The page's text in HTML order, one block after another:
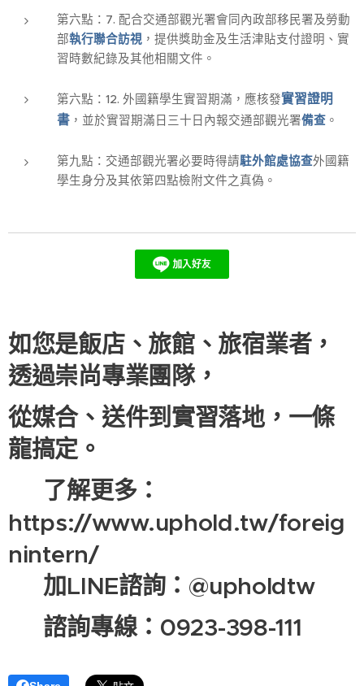
第六點：7. 配合交通部觀光署會同內政部移民署及勞動
部執行聯合訪視 ，提供獎助金及生活津貼支付證明、實
習時數紀錄及其他相關文件。
第六點：12. 外國籍學生實習期滿，應核發實習證明
書 ，並於實習期滿日三十日內報交通部觀光署備查 。
第九點：交通部觀光署必要時得請駐外館處協查外國籍
學生身分及其依第四點檢附文件之真偽。
如您是飯店、旅館、旅宿業者，
透過崇尚專業團隊，
從媒合、送件到實習落地，一條
龍搞定。
🔗 了解更多：
https://www.uphold.tw/foreig
nintern/
📩 加LINE諮詢：@upholdtw
📞 諮詢專線：0923-398-111